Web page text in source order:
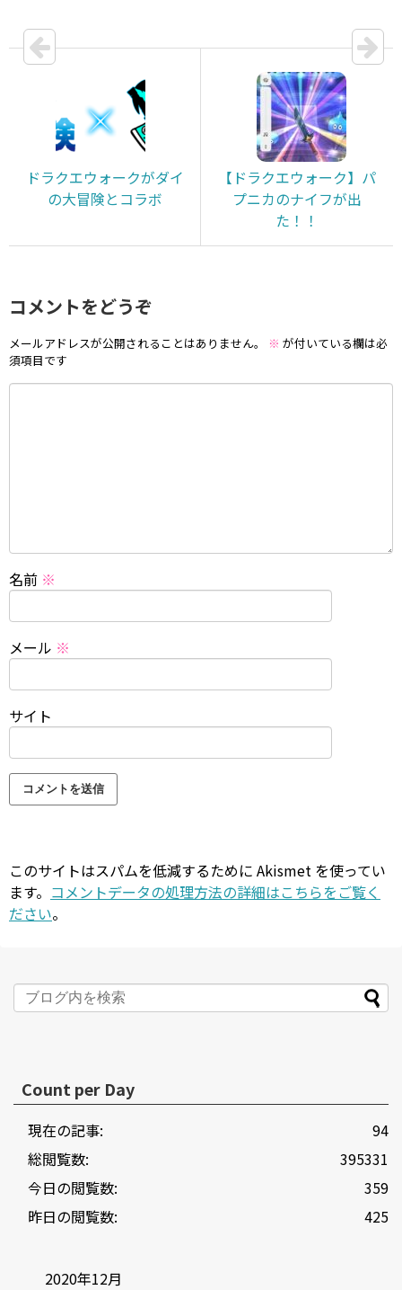
ドラクエウォークがダイ
の大冒険とコラボ
【ドラクエウォーク】パ
プニカのナイフが出
た！！
コメントをどうぞ
メールアドレスが公開されることはありません。 ※ が付いている欄は必
須項目です
名前 ※
メール ※
サイト
このサイトはスパムを低減するために Akismet を使ってい
ます。 コメントデータの処理方法の詳細はこちらをご覧く
ださい。
Count per Day
94
現在の記事:
395331
総閲覧数:
359
今日の閲覧数:
425
昨日の閲覧数:
2020年12月